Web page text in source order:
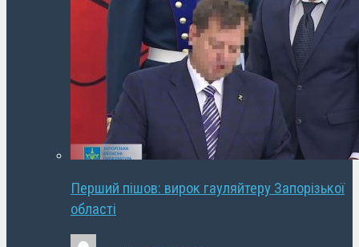
Перший пішов: вирок гауляйтеру Запорізької
області